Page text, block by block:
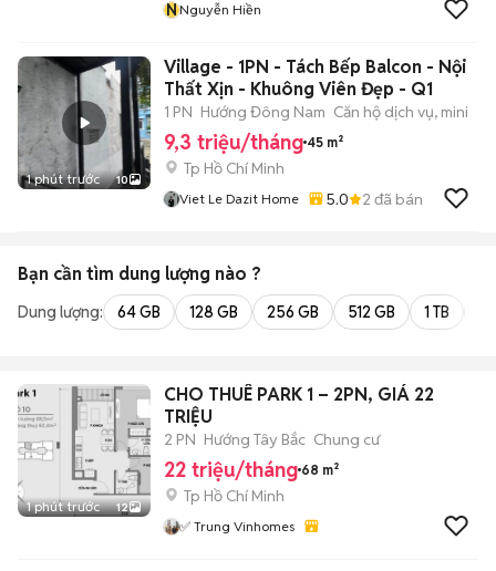
NNguyễn Hiền
1 phút trước 10
Village - 1PN - Tách Bếp Balcon - Nội
Thất Xịn - Khuông Viên Đẹp - Q1
1 PN Hướng Đông Nam Căn hộ dịch vụ, mini
9,3 triệu/tháng 45 m²
Tp Hồ Chí Minh
Viet Le Dazit Home 5.0 2 đã bán
Bạn cần tìm dung lượng nào ?
Dung lượng: 64 GB 128 GB 256 GB 512 GB 1 TB
1 phút trước 12
CHO THUÊ PARK 1 – 2PN, GIÁ 22
TRIỆU
2 PN Hướng Tây Bắc Chung cư
22 triệu/tháng 68 m²
Tp Hồ Chí Minh
✅ Trung Vinhomes